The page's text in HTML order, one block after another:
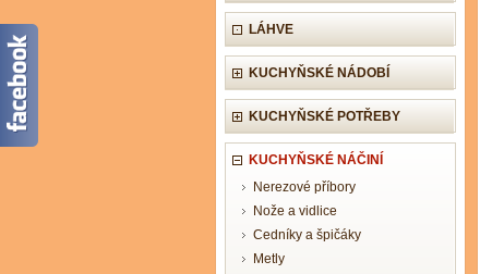
LÁHVE
KUCHYŇSKÉ NÁDOBÍ
KUCHYŇSKÉ POTŘEBY
KUCHYŇSKÉ NÁČINÍ
Nerezové příbory
Nože a vidlice
Cedníky a špičáky
Metly